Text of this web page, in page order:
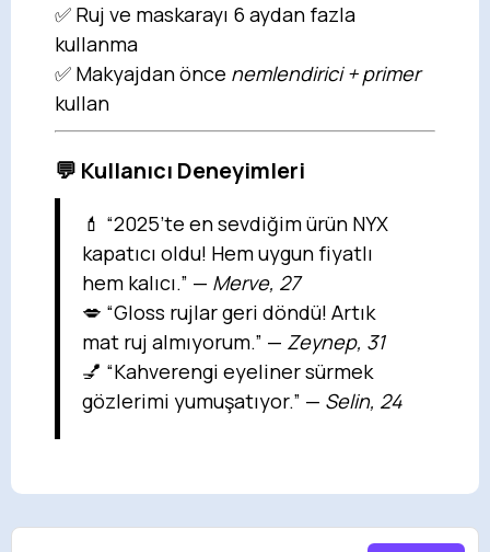
✅ Ruj ve maskarayı 6 aydan fazla
kullanma
✅ Makyajdan önce nemlendirici + primer
kullan
💬 Kullanıcı Deneyimleri
💄 “2025’te en sevdiğim ürün NYX
kapatıcı oldu! Hem uygun fiyatlı
hem kalıcı.” — Merve, 27
💋 “Gloss rujlar geri döndü! Artık
mat ruj almıyorum.” — Zeynep, 31
💅 “Kahverengi eyeliner sürmek
gözlerimi yumuşatıyor.” — Selin, 24